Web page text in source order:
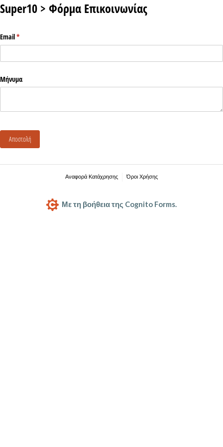
Super10 > Φόρμα Επικοινωνίας
Email*
(υποχρεωτικό)
Μήνυμα
Αποστολή
Αναφορά Κατάχρησης Όροι Χρήσης
Με τη βοήθεια της Cognito Forms.